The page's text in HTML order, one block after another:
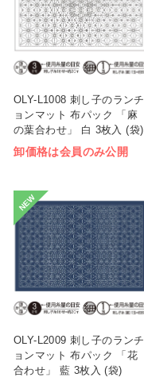
OLY-L1008 刺し子のランチ
ョンマット 布パック 「麻
の葉合わせ」 白 3枚入 (袋)
卸価格は会員のみ公開
NEW
OLY-L2009 刺し子のランチ
ョンマット 布パック 「花
合わせ」 藍 3枚入 (袋)